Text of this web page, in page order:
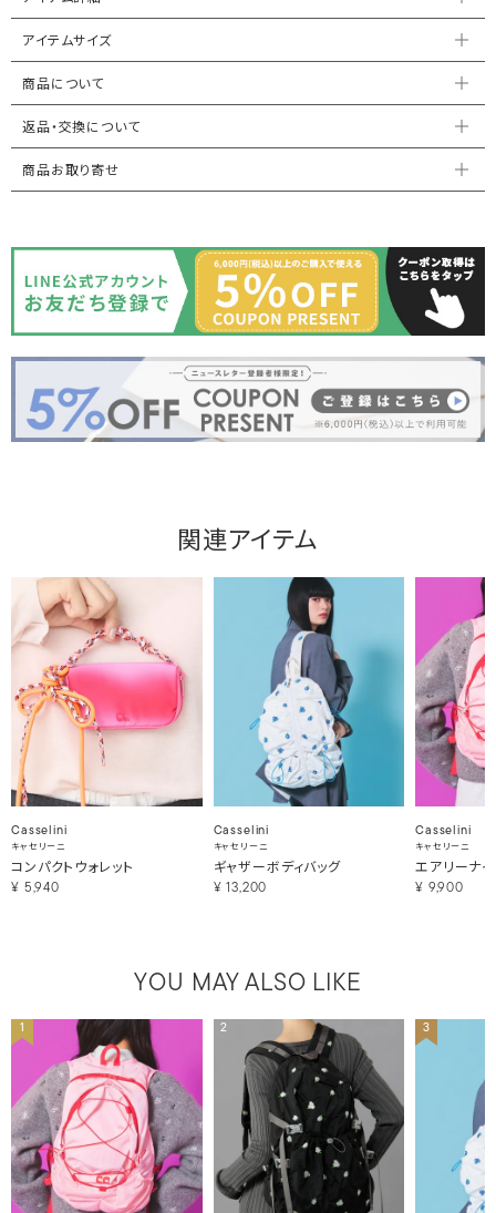
アイテムサイズ
商品について
返品・交換について
商品お取り寄せ
関連アイテム
Casselini
キャセリーニ
コンパクトウォレット
¥ 5,940
Casselini
キャセリーニ
ギャザーボディバッグ
¥ 13,200
Casselini
キャセリーニ
エアリーナ
¥ 9,900
YOU MAY ALSO LIKE
1 2 3